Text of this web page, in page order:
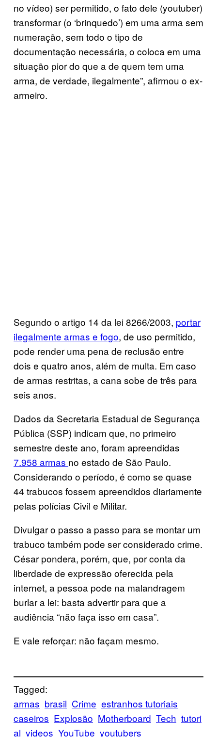
no vídeo) ser permitido, o fato dele (youtuber)
transformar (o ‘brinquedo’) em uma arma sem
numeração, sem todo o tipo de
documentação necessária, o coloca em uma
situação pior do que a de quem tem uma
arma, de verdade, ilegalmente”, afirmou o ex-
armeiro.
Segundo o artigo 14 da lei 8266/2003, portar
ilegalmente armas e fogo, de uso permitido,
pode render uma pena de reclusão entre
dois e quatro anos, além de multa. Em caso
de armas restritas, a cana sobe de três para
seis anos.
Dados da Secretaria Estadual de Segurança
Pública (SSP) indicam que, no primeiro
semestre deste ano, foram apreendidas
7.958 armas no estado de São Paulo.
Considerando o período, é como se quase
44 trabucos fossem apreendidos diariamente
pelas polícias Civil e Militar.
Divulgar o passo a passo para se montar um
trabuco também pode ser considerado crime.
César pondera, porém, que, por conta da
liberdade de expressão oferecida pela
internet, a pessoa pode na malandragem
burlar a lei: basta advertir para que a
audiência “não faça isso em casa”.
E vale reforçar: não façam mesmo.
Tagged:
armas brasil Crime estranhos tutoriais
caseiros Explosão Motherboard Tech tutori
al videos YouTube youtubers